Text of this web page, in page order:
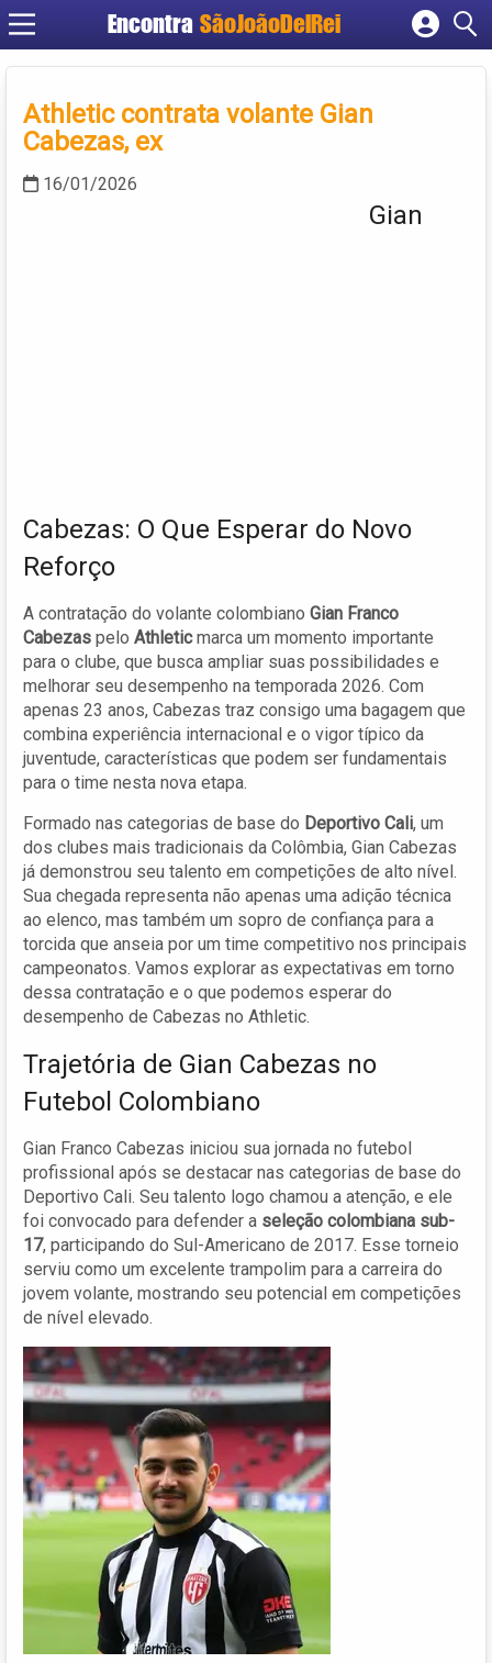
Encontra SãoJoãoDelRei
Cadastrar empresa
Criar conta
Athletic contrata volante Gian
Cabezas, ex
16/01/2026
Gian
Cabezas: O Que Esperar do Novo
Reforço
A contratação do volante colombiano Gian Franco
Cabezas pelo Athleticmarca um momento importante
para o clube, que busca ampliar suas possibilidades e
melhorar seu desempenho na temporada 2026. Com
apenas 23 anos, Cabezas traz consigo uma bagagem que
combina experiência internacional e o vigor típico da
juventude, características que podem ser fundamentais
para o time nesta nova etapa.
Formado nas categorias de base do Deportivo Cali, um
dos clubes mais tradicionais da Colômbia, Gian Cabezas
já demonstrou seu talento em competições de alto nível.
Sua chegada representa não apenas uma adição técnica
ao elenco, mas também um sopro de confiança para a
torcida que anseia por um time competitivo nos principais
campeonatos. Vamos explorar as expectativas em torno
dessa contratação e o que podemos esperar do
desempenho de Cabezas no Athletic.
Trajetória de Gian Cabezas no
Futebol Colombiano
Gian Franco Cabezas iniciou sua jornada no futebol
profissional após se destacar nas categorias de base do
Deportivo Cali. Seu talento logo chamou a atenção, e ele
foi convocado para defender a seleção colombiana sub-
17, participando do Sul-Americano de 2017. Esse torneio
serviu como um excelente trampolim para a carreira do
jovem volante, mostrando seu potencial em competições
de nível elevado.